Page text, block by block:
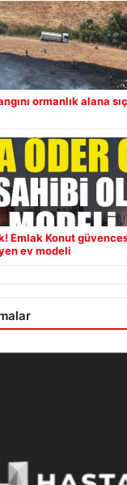
ormanlık alana
Emlak Konut
ev modeli